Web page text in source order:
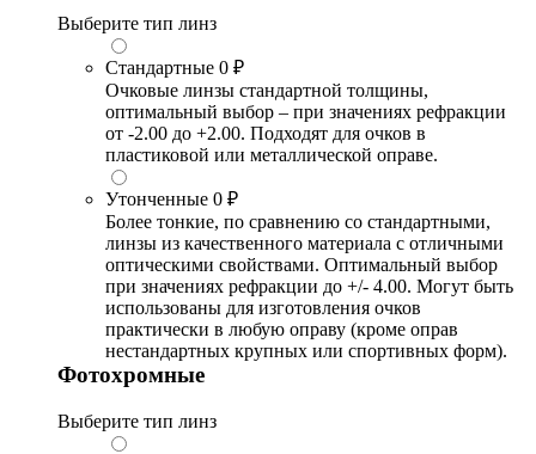
Выберите тип линз
Стандартные 0 ₽
Очковые линзы стандартной толщины,
оптимальный выбор – при значениях рефракции
от -2.00 до +2.00. Подходят для очков в
пластиковой или металлической оправе.
Утонченные 0 ₽
Более тонкие, по сравнению со стандартными,
линзы из качественного материала с отличными
оптическими свойствами. Оптимальный выбор
при значениях рефракции до +/- 4.00. Могут быть
использованы для изготовления очков
практически в любую оправу (кроме оправ
нестандартных крупных или спортивных форм).
Фотохромные
Выберите тип линз